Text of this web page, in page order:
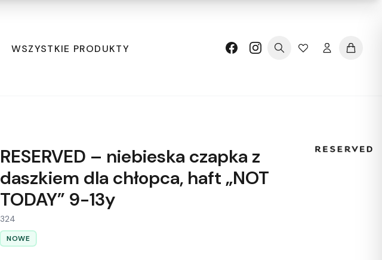
WSZYSTKIE PRODUKTY
RESERVED – niebieska czapka z
daszkiem dla chłopca, haft „NOT
TODAY” 9-13y
324
NOWE